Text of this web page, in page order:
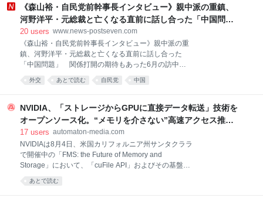
は、すでに更迭されていた。 五人の安倍は円陣を組
む。 「価値観を共有する！」 「戦略的互恵関係！」
「自由で開かれた！」 「対話のドアは常に開いてい
か！」 矛盾する外交用語が超高速回転し、巨大な紫雲
を発生させた。 「六身合体！」 最後に東京からサイボ
ーグ安倍晋三が大陸間アベノマスクに乗って飛来！ ガ
シィン！ ガシィン！ ガシィィン！ 六体は一つとなっ
《森山裕・自民党前幹事長インタビュー》親中派の重鎮、
河野洋平・元総裁と亡くなる直前に話し合った「中国問
題」 関係打開の期待もあった6月の訪中は叶わず
20 users www.news-postseven.com
《森山裕・自民党前幹事長インタビュー》親中派の重
鎮、河野洋平・元総裁と亡くなる直前に話し合った
「中国問題」 関係打開の期待もあった6月の訪中は
叶わず 高市早苗・首相の「台湾有事」答弁以降、冷え
込む日中関係。レアアースの輸出規制や訪日客の渡航
を硬化させたきっかけは台湾有事発言に先立つ、ある
1枚の写真にあったという。中国に付け入られる高市
首相の対中外交の大失態とは――自民党前幹事長の森
（文中敬称略）【全3回の第1回】 日中間には懸案事項
がたくさん積み残っている 〈久々に5時間も睡眠が取
れた上（総理就任以来、0時間～3時間睡眠が常態化）
……〉 奇しくも睡眠不足自慢の投稿により、高市早苗
外交 あとで読む 自民党 中国
NVIDIA、「ストレージからGPUに直接データ転送」技術を
オープンソース化。“メモリを介さない”高速アクセス推進
へ - AUTOMATON
17 users automaton-media.com
NVIDIAは8月4日、米国カリフォルニア州サンタクララ
で開催中の「FMS: the Future of Memory and
Storage」において、「cuFile API」およびその基盤と
なるストレージソフトウェアスタックをオープンソー
ス化すると発表した。 NVIDIAが公式ブログにて公開
あとで読む